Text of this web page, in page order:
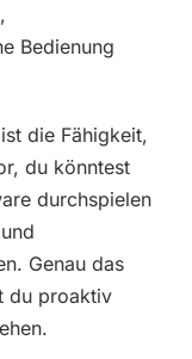
Bedienung
die Fähigkeit,
du könntest
durchspielen
Genau das
du proaktiv